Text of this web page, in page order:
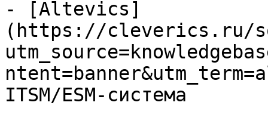
- [Altevics]
(https://cleverics.ru/
ITSM/ESM-система